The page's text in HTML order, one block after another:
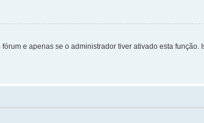
e apenas se o administrador tiver ativado esta função.